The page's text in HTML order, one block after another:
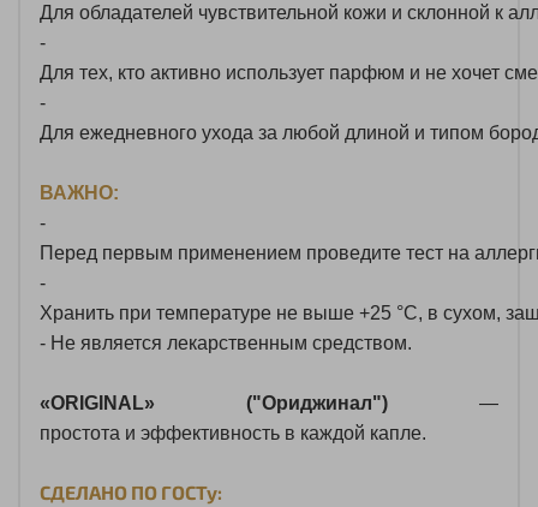
Для обладателей чувствительной кожи и склонной к
-
Для тех, кто активно использует парфюм и не хочет
-
Для ежедневного ухода за любой длиной и типом
ВАЖНО:
-
Перед первым применением проведите тест на
-
Хранить при температуре не выше +25 °C, в сухом,
- Не является лекарственным средством.
«ORIGINAL» ("Ориджинал")
—
простота и эффективность в каждой капле.
СДЕЛАНО ПО ГОСТу: